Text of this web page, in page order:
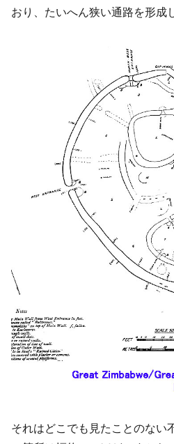
おり、たいへん狭い通路を形成
それはどこでも見たことのない